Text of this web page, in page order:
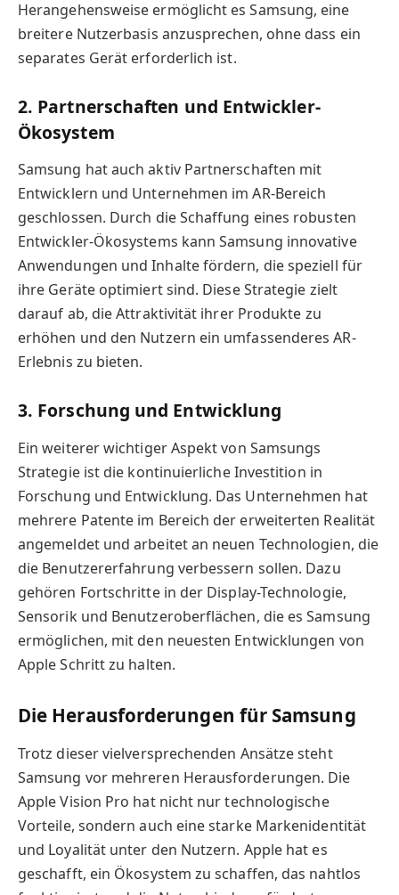
Herangehensweise ermöglicht es Samsung, eine
breitere Nutzerbasis anzusprechen, ohne dass ein
separates Gerät erforderlich ist.
2. Partnerschaften und Entwickler-
Ökosystem
Samsung hat auch aktiv Partnerschaften mit
Entwicklern und Unternehmen im AR-Bereich
geschlossen. Durch die Schaffung eines robusten
Entwickler-Ökosystems kann Samsung innovative
Anwendungen und Inhalte fördern, die speziell für
ihre Geräte optimiert sind. Diese Strategie zielt
darauf ab, die Attraktivität ihrer Produkte zu
erhöhen und den Nutzern ein umfassenderes AR-
Erlebnis zu bieten.
3. Forschung und Entwicklung
Ein weiterer wichtiger Aspekt von Samsungs
Strategie ist die kontinuierliche Investition in
Forschung und Entwicklung. Das Unternehmen hat
mehrere Patente im Bereich der erweiterten Realität
angemeldet und arbeitet an neuen Technologien, die
die Benutzererfahrung verbessern sollen. Dazu
gehören Fortschritte in der Display-Technologie,
Sensorik und Benutzeroberflächen, die es Samsung
ermöglichen, mit den neuesten Entwicklungen von
Apple Schritt zu halten.
Die Herausforderungen für Samsung
Trotz dieser vielversprechenden Ansätze steht
Samsung vor mehreren Herausforderungen. Die
Apple Vision Pro hat nicht nur technologische
Vorteile, sondern auch eine starke Markenidentität
und Loyalität unter den Nutzern. Apple hat es
geschafft, ein Ökosystem zu schaffen, das nahtlos